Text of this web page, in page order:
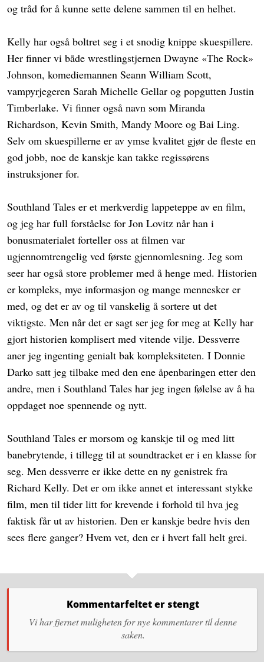
og tråd for å kunne sette delene sammen til en helhet.
Kelly har også boltret seg i et snodig knippe skuespillere.
Her finner vi både wrestlingstjernen Dwayne «The Rock»
Johnson, komediemannen Seann William Scott,
vampyrjegeren Sarah Michelle Gellar og popgutten Justin
Timberlake. Vi finner også navn som Miranda
Richardson, Kevin Smith, Mandy Moore og Bai Ling.
Selv om skuespillerne er av ymse kvalitet gjør de fleste en
god jobb, noe de kanskje kan takke regissørens
instruksjoner for.
Southland Tales er et merkverdig lappeteppe av en film,
og jeg har full forståelse for Jon Lovitz når han i
bonusmaterialet forteller oss at filmen var
ugjennomtrengelig ved første gjennomlesning. Jeg som
seer har også store problemer med å henge med. Historien
er kompleks, mye informasjon og mange mennesker er
med, og det er av og til vanskelig å sortere ut det
viktigste. Men når det er sagt ser jeg for meg at Kelly har
gjort historien komplisert med vitende vilje. Dessverre
aner jeg ingenting genialt bak kompleksiteten. I Donnie
Darko satt jeg tilbake med den ene åpenbaringen etter den
andre, men i Southland Tales har jeg ingen følelse av å ha
oppdaget noe spennende og nytt.
Southland Tales er morsom og kanskje til og med litt
banebrytende, i tillegg til at soundtracket er i en klasse for
seg. Men dessverre er ikke dette en ny genistrek fra
Richard Kelly. Det er om ikke annet et interessant stykke
film, men til tider litt for krevende i forhold til hva jeg
faktisk får ut av historien. Den er kanskje bedre hvis den
sees flere ganger? Hvem vet, den er i hvert fall helt grei.
Kommentarfeltet er stengt
Vi har fjernet muligheten for nye kommentarer til denne
saken.